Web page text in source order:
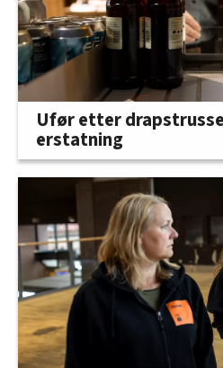
Ufør etter
erstatning